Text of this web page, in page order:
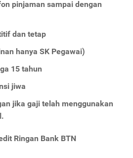
pinjaman sampai dengan
dan tetap
hanya SK Pegawai)
15 tahun
jiwa
jika gaji telah menggunakan
Ringan Bank BTN